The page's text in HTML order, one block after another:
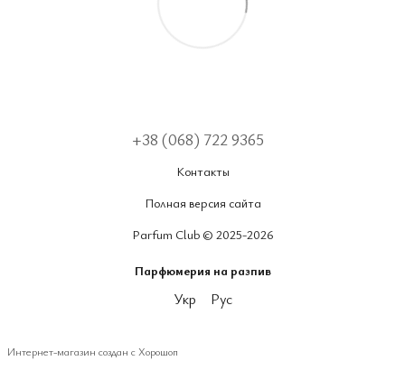
+38 (068) 722 9365
Контакты
Полная версия сайта
Parfum Club © 2025-2026
Парфюмерия на разпив
Укр Рус
Интернет-магазин создан с Хорошоп